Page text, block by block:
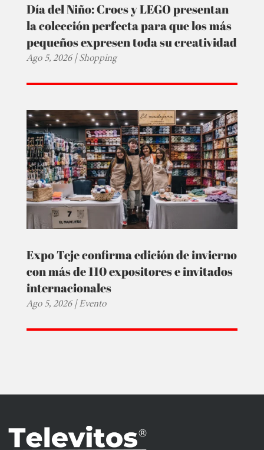
Día del Niño: Crocs y LEGO presentan
la colección perfecta para que los más
pequeños expresen toda su creatividad
Ago 5, 2026|Shopping
Expo Teje confirma edición de invierno
con más de 110 expositores e invitados
internacionales
Ago 5, 2026|Evento